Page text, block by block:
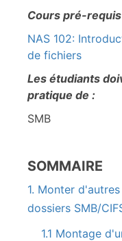
Cours pré-
NAS 102:
de fichiers
Les étudiants
pratique de :
SMB
SOMMAIRE
1. Monter
dossiers SMB/
1.1 Montage